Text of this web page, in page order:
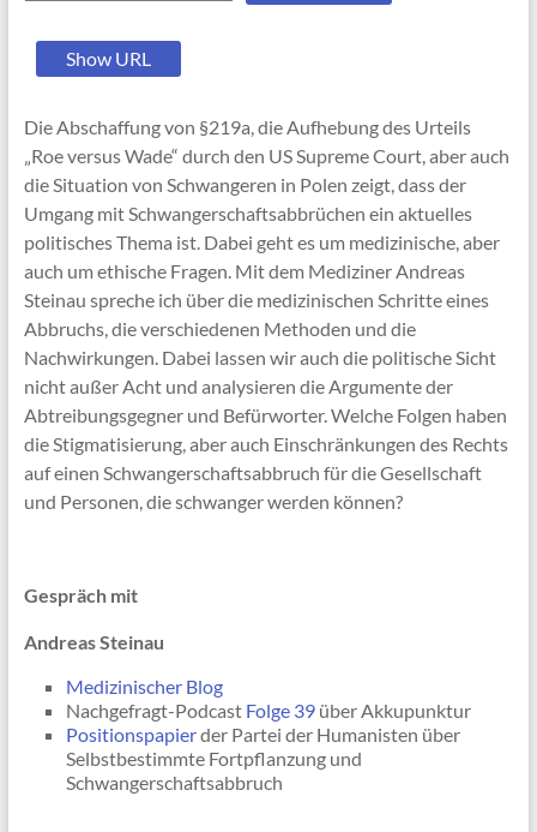
Show URL
Die Abschaffung von §219a, die Aufhebung des Urteils
„Roe versus Wade“ durch den US Supreme Court, aber auch
die Situation von Schwangeren in Polen zeigt, dass der
Umgang mit Schwangerschaftsabbrüchen ein aktuelles
politisches Thema ist. Dabei geht es um medizinische, aber
auch um ethische Fragen. Mit dem Mediziner Andreas
Steinau spreche ich über die medizinischen Schritte eines
Abbruchs, die verschiedenen Methoden und die
Nachwirkungen. Dabei lassen wir auch die politische Sicht
nicht außer Acht und analysieren die Argumente der
Abtreibungsgegner und Befürworter. Welche Folgen haben
die Stigmatisierung, aber auch Einschränkungen des Rechts
auf einen Schwangerschaftsabbruch für die Gesellschaft
und Personen, die schwanger werden können?
Gespräch mit
Andreas Steinau
Medizinischer Blog
Nachgefragt-Podcast Folge 39über Akkupunktur
Positionspapierder Partei der Humanisten über
Selbstbestimmte Fortpflanzung und
Schwangerschaftsabbruch